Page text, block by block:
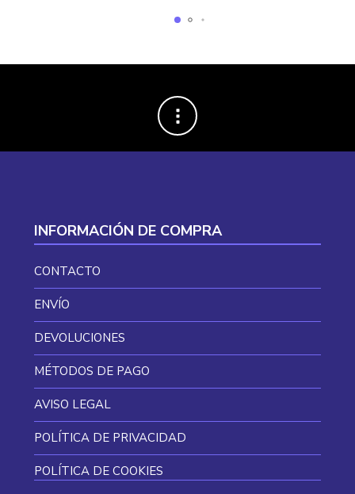
178,98 €.
INFORMACIÓN DE COMPRA
CONTACTO
ENVÍO
DEVOLUCIONES
MÉTODOS DE PAGO
AVISO LEGAL
POLÍTICA DE PRIVACIDAD
POLÍTICA DE COOKIES